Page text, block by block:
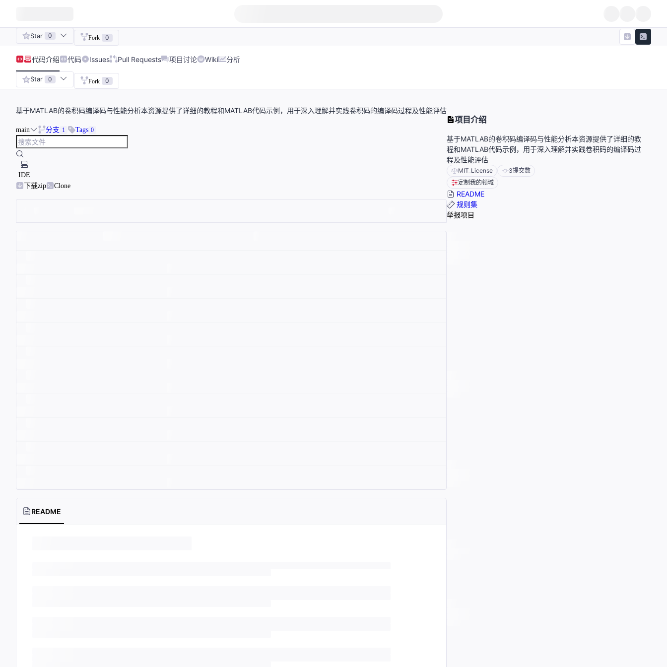
Star 0 Fork 0
代码介绍 代码 Issues Pull Requests 项目讨论 Wiki 分析
Star 0 Fork 0
基于MATLAB的卷积码编译码与性能分析本资源提供了详细的教程和MATLAB代码示例，用于深入理解并实践卷积码的编译码过程及性能评估
main 分支 1 Tags 0
IDE
下载zip
Clone
README
项目介绍
基于MATLAB的卷积码编译码与性能分析本资源提供了详细的教
程和MATLAB代码示例，用于深入理解并实践卷积码的编译码过
程及性能评估
MIT_License 3提交数
定制我的领域
README
规则集
举报项目